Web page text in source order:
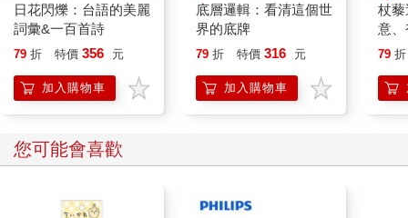
日花閃爍：台語的美麗
詞彙&一百首詩
79 折 特價 356 元
加入購物車
底層邏輯：看清這個世
界的底牌
79 折 特價 316 元
加入購物車
杖
意
恭
79 折
您可能會喜歡